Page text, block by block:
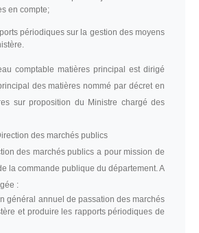
en compte;
périodiques sur la gestion des moyens
comptable matières principal est dirigé
des matières nommé par décret en
sur proposition du Ministre chargé des
des marchés publics
des marchés publics a pour mission de
la commande publique du département. A
:
général annuel de passation des marchés
et produire les rapports périodiques de